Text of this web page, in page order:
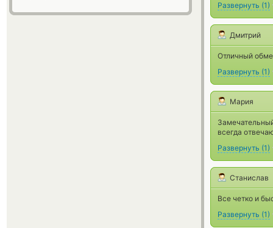
Развернуть (1)
Дмитрий
Отличный
Развернуть (1)
Мария
всегда
Развернуть (1)
Станислав
Все четко и
Развернуть (1)